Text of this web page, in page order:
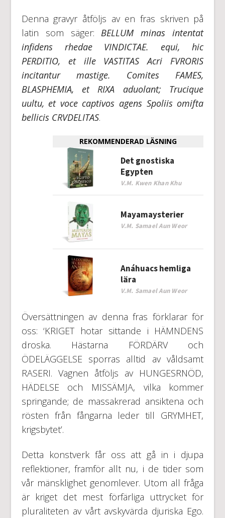
Denna gravyr åtföljs av en fras skriven på
latin som säger:BELLUM minas intentat
infidens rhedae VINDICTAE. equi, hic
PERDITIO, et ille VASTITAS Acri FVRORIS
incitantur mastige. Comites FAMES,
BLASPHEMIA, et RIXA aduolant; Trucique
uultu, et voce captivos agens Spoliis omifta
bellicis CRVDELITAS.
REKOMMENDERAD LÄSNING
Det gnostiska
Egypten
V.M. Kwen Khan Khu
Mayamaysterier
V.M. Samael Aun Weor
Anáhuacs hemliga
lära
V.M. Samael Aun Weor
Översättningen av denna fras förklarar för
oss: ‘KRIGET hotar sittande i HÄMNDENS
droska. Hästarna FÖRDÄRV och
ÖDELÄGGELSE sporras alltid av våldsamt
RASERI. Vagnen åtföljs av HUNGESRNÖD,
HÄDELSE och MISSÄMJA, vilka kommer
springande; de massakrerad ansiktena och
rösten från fångarna leder till GRYMHET,
krigsbytet’.
Detta konstverk får oss att gå in i djupa
reflektioner, framför allt nu, i de tider som
vår mänsklighet genomlever. Utom all fråga
är kriget det mest förfärliga uttrycket för
pluraliteten av vårt avskyvärda djuriska Ego.